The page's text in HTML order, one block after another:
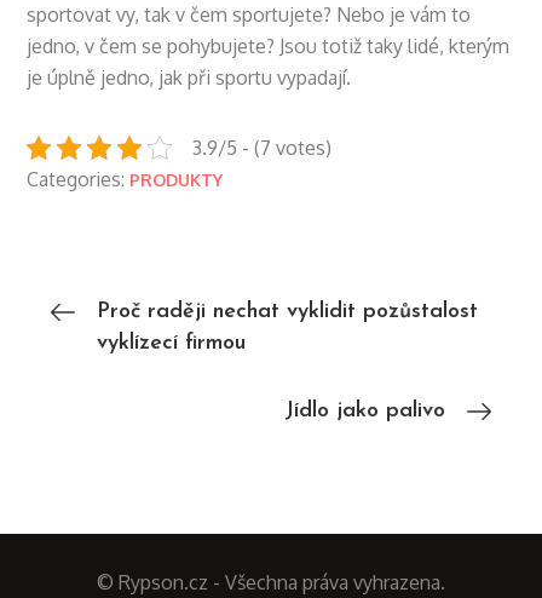
sportovat vy, tak v čem sportujete? Nebo je vám to
jedno, v čem se pohybujete? Jsou totiž taky lidé, kterým
je úplně jedno, jak při sportu vypadají.
3.9/5 - (7 votes)
Categories: PRODUKTY
Navigace
Proč raději nechat vyklidit pozůstalost
vyklízecí firmou
Jídlo jako palivo
© Rypson.cz - Všechna práva vyhrazena.